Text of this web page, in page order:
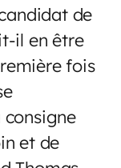
de
il en être
fois
et de